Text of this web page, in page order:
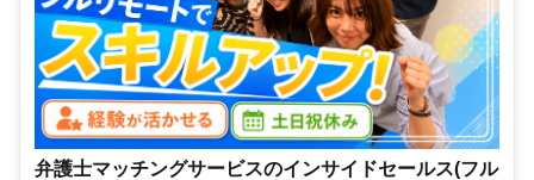
弁護士マッチングサービスのインサイドセールス(フル